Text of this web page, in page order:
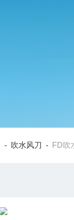
- 吹水风刀 - FD吹